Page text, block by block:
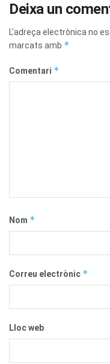
Deixa un
L'adreça electrònica no
marcats amb *
Comentari *
Nom *
Correu electrònic *
Lloc web